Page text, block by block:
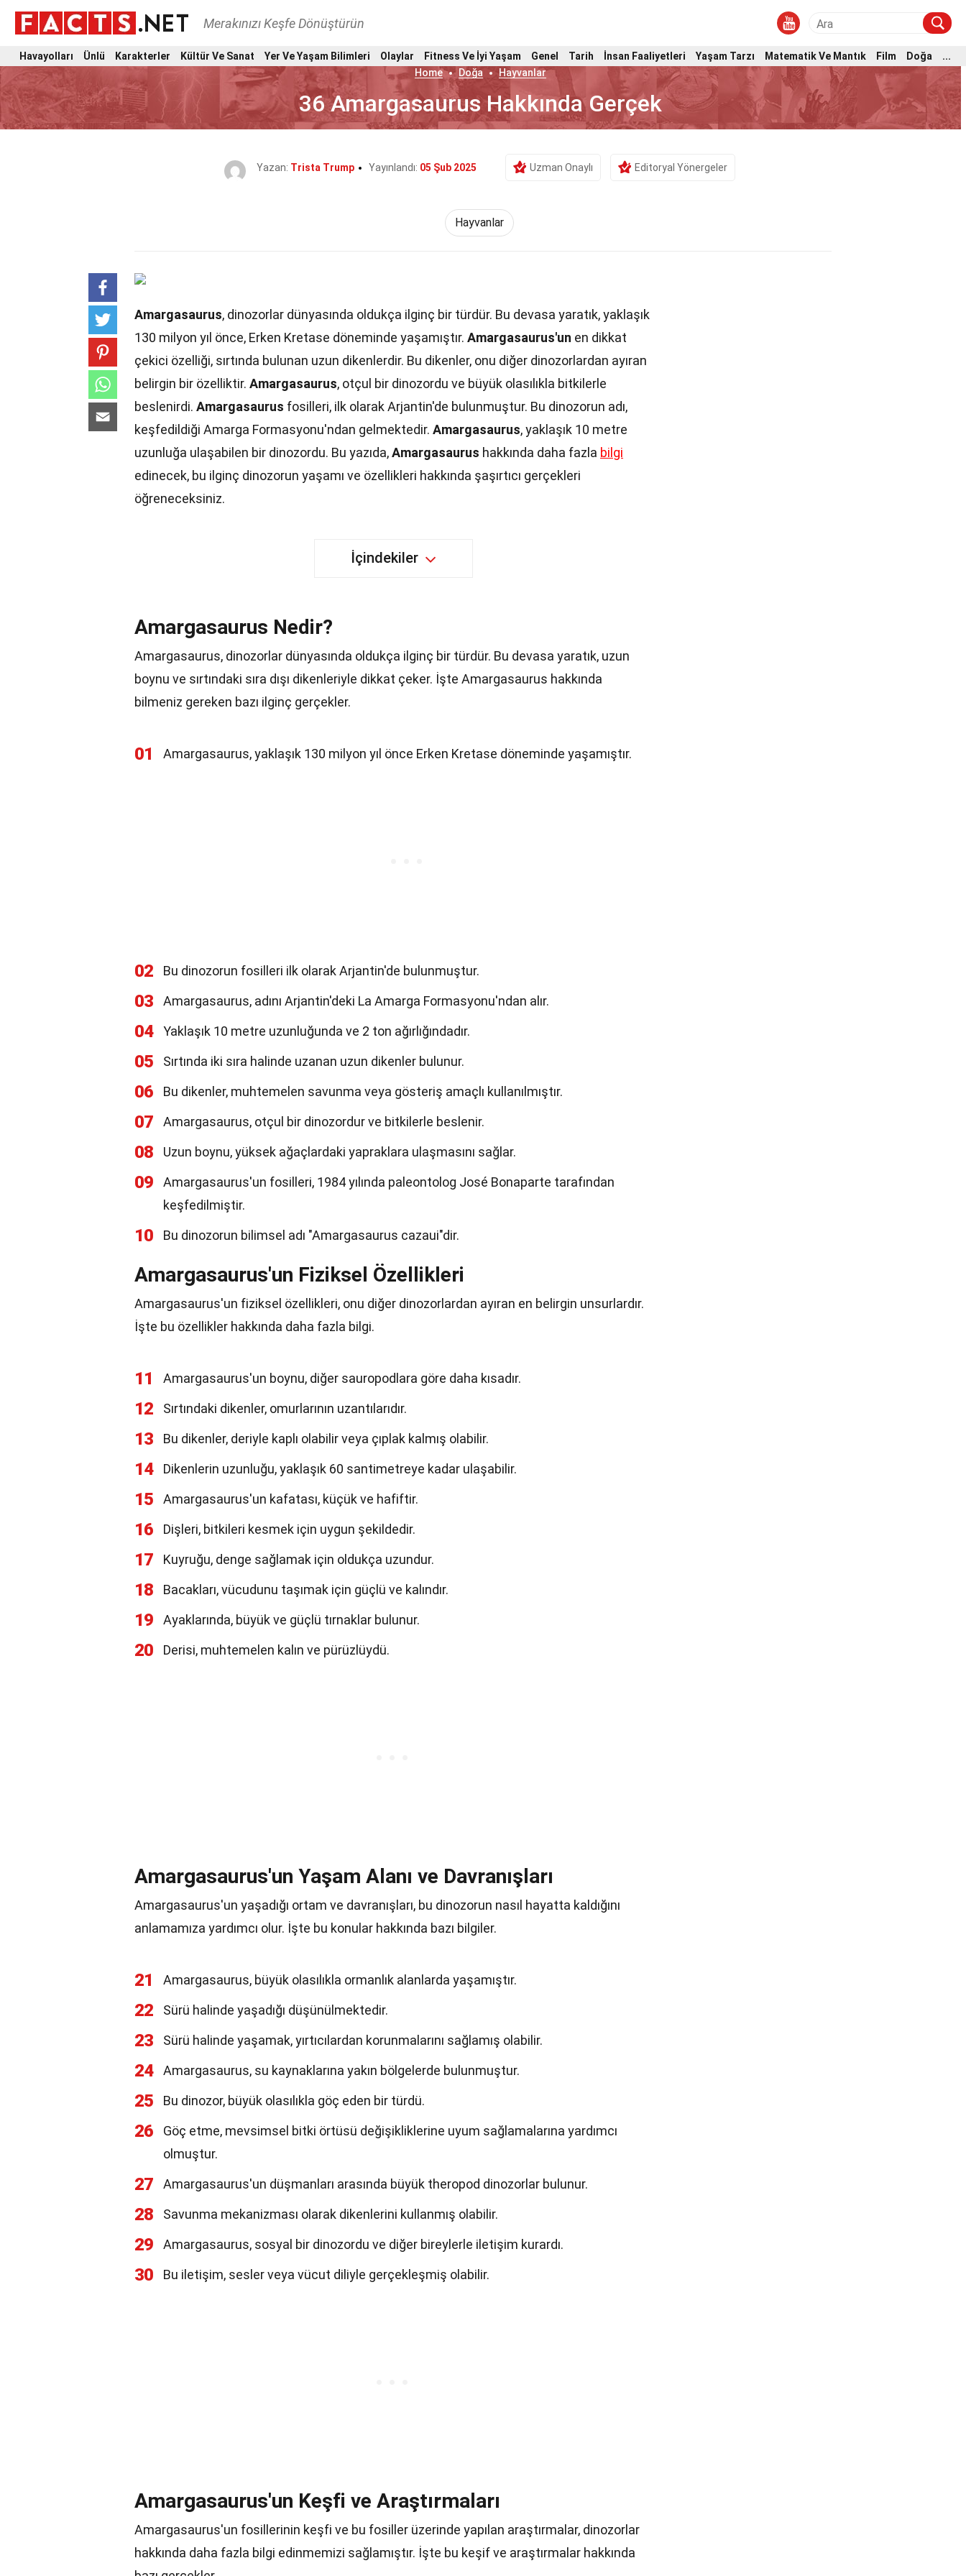
Merakınızı Keşfe Dönüştürün
Havayolları Ünlü Karakterler Kültür Ve Sanat Yer Ve Yaşam Bilimleri Olaylar Fitness Ve İyi Yaşam Genel Tarih İnsan Faaliyetleri Yaşam Tarzı Matematik Ve Mantık Film Doğa
...
Home
Doğa Hayvanlar
36 Amargasaurus Hakkında Gerçek
Yazan: Trista Trump Yayınlandı: 05 Şub 2025 Uzman Onaylı Editoryal Yönergeler
Hayvanlar
Amargasaurus, dinozorlar dünyasında oldukça ilginç bir türdür. Bu devasa yaratık, yaklaşık
130 milyon yıl önce, Erken Kretase döneminde yaşamıştır. Amargasaurus'un en dikkat
çekici özelliği, sırtında bulunan uzun dikenlerdir. Bu dikenler, onu diğer dinozorlardan ayıran
belirgin bir özelliktir. Amargasaurus, otçul bir dinozordu ve büyük olasılıkla bitkilerle
beslenirdi. Amargasaurus fosilleri, ilk olarak Arjantin'de bulunmuştur. Bu dinozorun adı,
keşfedildiği Amarga Formasyonu'ndan gelmektedir. Amargasaurus, yaklaşık 10 metre
uzunluğa ulaşabilen bir dinozordu. Bu yazıda,Amargasaurus hakkında daha fazla bilgi
edinecek, bu ilginç dinozorun yaşamı ve özellikleri hakkında şaşırtıcı gerçekleri
öğreneceksiniz.
İçindekiler
Amargasaurus Nedir?
Amargasaurus, dinozorlar dünyasında oldukça ilginç bir türdür. Bu devasa yaratık, uzun
boynu ve sırtındaki sıra dışı dikenleriyle dikkat çeker. İşte Amargasaurus hakkında
bilmeniz gereken bazı ilginç gerçekler.
01 Amargasaurus, yaklaşık 130 milyon yıl önce Erken Kretase döneminde yaşamıştır.
02 Bu dinozorun fosilleri ilk olarak Arjantin'de bulunmuştur.
03 Amargasaurus, adını Arjantin'deki La Amarga Formasyonu'ndan alır.
04 Yaklaşık 10 metre uzunluğunda ve 2 ton ağırlığındadır.
05 Sırtında iki sıra halinde uzanan uzun dikenler bulunur.
06 Bu dikenler, muhtemelen savunma veya gösteriş amaçlı kullanılmıştır.
07 Amargasaurus, otçul bir dinozordur ve bitkilerle beslenir.
08 Uzun boynu, yüksek ağaçlardaki yapraklara ulaşmasını sağlar.
09
Amargasaurus'un fosilleri, 1984 yılında paleontolog José Bonaparte tarafından
keşfedilmiştir.
10 Bu dinozorun bilimsel adı "Amargasaurus cazaui"dir.
Amargasaurus'un Fiziksel Özellikleri
Amargasaurus'un fiziksel özellikleri, onu diğer dinozorlardan ayıran en belirgin unsurlardır.
İşte bu özellikler hakkında daha fazla bilgi.
11 Amargasaurus'un boynu, diğer sauropodlara göre daha kısadır.
12 Sırtındaki dikenler, omurlarının uzantılarıdır.
13 Bu dikenler, deriyle kaplı olabilir veya çıplak kalmış olabilir.
14 Dikenlerin uzunluğu, yaklaşık 60 santimetreye kadar ulaşabilir.
15 Amargasaurus'un kafatası, küçük ve hafiftir.
16 Dişleri, bitkileri kesmek için uygun şekildedir.
17 Kuyruğu, denge sağlamak için oldukça uzundur.
18 Bacakları, vücudunu taşımak için güçlü ve kalındır.
19 Ayaklarında, büyük ve güçlü tırnaklar bulunur.
20 Derisi, muhtemelen kalın ve pürüzlüydü.
Amargasaurus'un Yaşam Alanı ve Davranışları
Amargasaurus'un yaşadığı ortam ve davranışları, bu dinozorun nasıl hayatta kaldığını
anlamamıza yardımcı olur. İşte bu konular hakkında bazı bilgiler.
21 Amargasaurus, büyük olasılıkla ormanlık alanlarda yaşamıştır.
22 Sürü halinde yaşadığı düşünülmektedir.
23 Sürü halinde yaşamak, yırtıcılardan korunmalarını sağlamış olabilir.
24 Amargasaurus, su kaynaklarına yakın bölgelerde bulunmuştur.
25 Bu dinozor, büyük olasılıkla göç eden bir türdü.
26
Göç etme, mevsimsel bitki örtüsü değişikliklerine uyum sağlamalarına yardımcı
olmuştur.
27 Amargasaurus'un düşmanları arasında büyük theropod dinozorlar bulunur.
28 Savunma mekanizması olarak dikenlerini kullanmış olabilir.
29 Amargasaurus, sosyal bir dinozordu ve diğer bireylerle iletişim kurardı.
30 Bu iletişim, sesler veya vücut diliyle gerçekleşmiş olabilir.
Amargasaurus'un Keşfi ve Araştırmaları
Amargasaurus'un fosillerinin keşfi ve bu fosiller üzerinde yapılan araştırmalar, dinozorlar
hakkında daha fazla bilgi edinmemizi sağlamıştır. İşte bu keşif ve araştırmalar hakkında